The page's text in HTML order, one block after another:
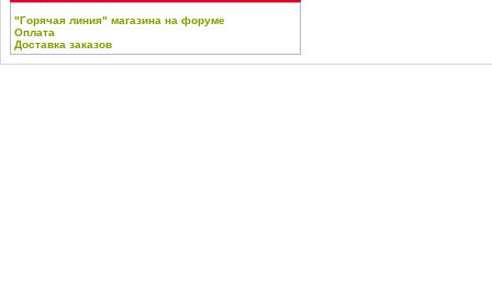
"Горячая линия" магазина на форуме
Оплата
Доставка заказов